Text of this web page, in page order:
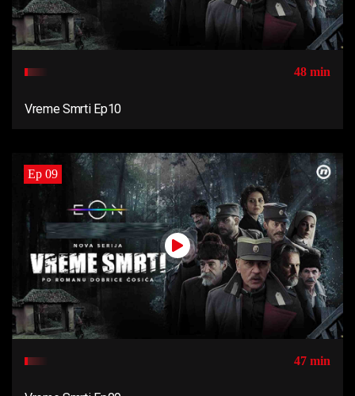
48 min
Vreme Smrti Ep10
Ep 09
47 min